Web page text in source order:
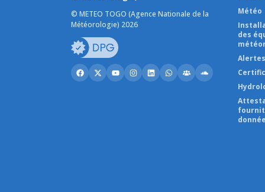
© METEO TOGO (Agence Nationale de la
Météorologie) 2026
Météo
des
Alertes